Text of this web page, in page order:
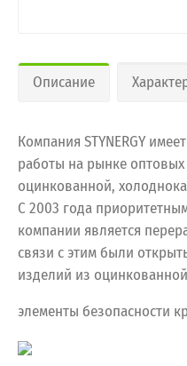
Описание
Компания STYNERGY
работы на рынке
оцинкованной,
С 2003 года
компании является
связи с этим были
изделий из
элементы безопасности